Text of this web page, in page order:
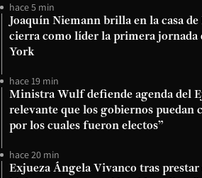
hace 5 min
Joaquín Niemann brilla en la casa
cierra como líder la primera jornada
York
hace 19 min
Ministra Wulf defiende agenda del
relevante que los gobiernos puedan
por los cuales fueron electos”
hace 20 min
Exjueza Ángela Vivanco tras